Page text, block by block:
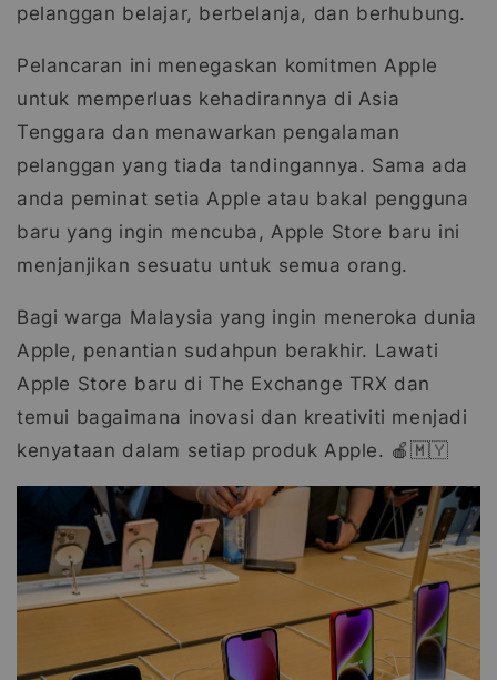
pelanggan belajar, berbelanja, dan berhubung.
Pelancaran ini menegaskan komitmen Apple
untuk memperluas kehadirannya di Asia
Tenggara dan menawarkan pengalaman
pelanggan yang tiada tandingannya. Sama ada
anda peminat setia Apple atau bakal pengguna
baru yang ingin mencuba, Apple Store baru ini
menjanjikan sesuatu untuk semua orang.
Bagi warga Malaysia yang ingin meneroka dunia
Apple, penantian sudahpun berakhir. Lawati
Apple Store baru di The Exchange TRX dan
temui bagaimana inovasi dan kreativiti menjadi
kenyataan dalam setiap produk Apple. 🍎🇲🇾